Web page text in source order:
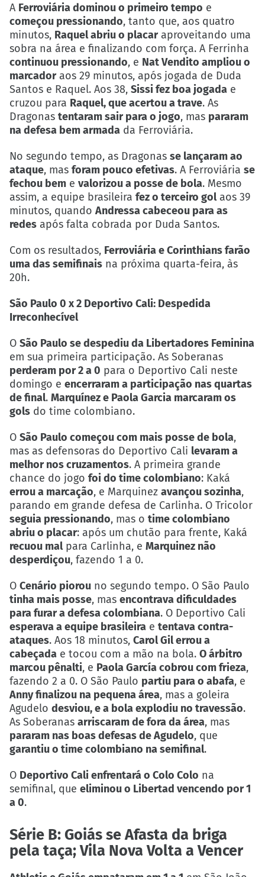
A Ferroviária dominou o primeiro tempo e
começou pressionando, tanto que, aos quatro
minutos, Raquel abriu o placaraproveitando uma
sobra na área e finalizando com força. A Ferrinha
continuou pressionando, e Nat Vendito ampliou o
marcadoraos 29 minutos, após jogada de Duda
Santos e Raquel. Aos 38, Sissi fez boa jogada e
cruzou para Raquel, que acertou a trave. As
Dragonas tentaram sair para o jogo, mas pararam
na defesa bem armada da Ferroviária.
No segundo tempo, as Dragonas se lançaram ao
ataque, mas foram pouco efetivas. A Ferroviária se
fechou bem e valorizou a posse de bola. Mesmo
assim, a equipe brasileira fez o terceiro golaos 39
minutos, quando Andressa cabeceou para as
redes após falta cobrada por Duda Santos.
Com os resultados, Ferroviária e Corinthians farão
uma das semifinais na próxima quarta-feira, às
20h.
São Paulo 0 x 2 Deportivo Cali: Despedida
Irreconhecível
O São Paulo se despediu da Libertadores Feminina
em sua primeira participação. As Soberanas
perderam por 2 a 0 para o Deportivo Cali neste
domingo e encerraram a participação nas quartas
de final. Marquínez e Paola Garcia marcaram os
gols do time colombiano.
O São Paulo começou com mais posse de bola,
mas as defensoras do Deportivo Cali levaram a
melhor nos cruzamentos. A primeira grande
chance do jogo foi do time colombiano: Kaká
errou a marcação, e Marquinez avançou sozinha,
parando em grande defesa de Carlinha. O Tricolor
seguia pressionando, mas o time colombiano
abriu o placar: após um chutão para frente, Kaká
recuou malpara Carlinha, e Marquinez não
desperdiçou, fazendo 1 a 0.
O Cenário piorou no segundo tempo. O São Paulo
tinha mais posse, mas encontrava dificuldades
para furar a defesa colombiana. O Deportivo Cali
esperava a equipe brasileira e tentava contra-
ataques. Aos 18 minutos, Carol Gil errou a
cabeçada e tocou com a mão na bola. O árbitro
marcou pênalti, e Paola García cobrou com frieza,
fazendo 2 a 0. O São Paulo partiu para o abafa, e
Anny finalizou na pequena área, mas a goleira
Agudelo desviou, e a bola explodiu no travessão.
As Soberanas arriscaram de fora da área, mas
pararam nas boas defesas de Agudelo, que
garantiu o time colombiano na semifinal.
O Deportivo Cali enfrentará o Colo Colo na
semifinal, que eliminou o Libertad vencendo por 1
a 0.
Série B: Goiás se Afasta da briga
pela taça; Vila Nova Volta a Vencer